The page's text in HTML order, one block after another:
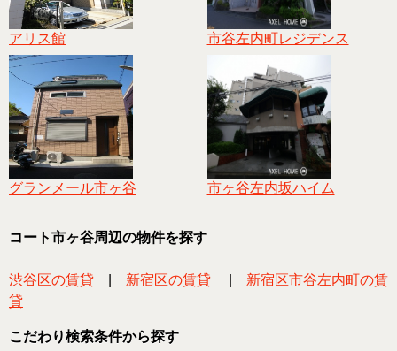
アリス館 市谷左内町レジデンス
グランメール市ヶ谷 市ヶ谷左内坂ハイム
コート市ヶ谷周辺の物件を探す
渋谷区の賃貸 新宿区の賃貸
新宿区市谷左内町の賃
貸
こだわり検索条件から探す